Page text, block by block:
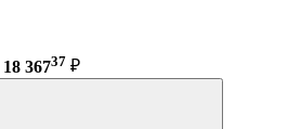
18 36737 ₽